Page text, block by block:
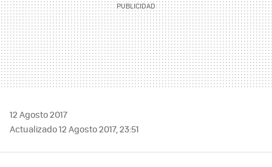
12 Agosto 2017
Actualizado 12 Agosto 2017, 23:51